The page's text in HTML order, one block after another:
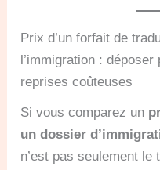
Prix d’un forfait de
l’immigration :
reprises coûteuses
Si vous comparez un
un dossier
n’est pas seulement